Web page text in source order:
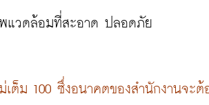
แวดล้อมที่สะอาด ปลอดภัย
ต็ม 100 ซึ่งอนาคตของสำนักงานจะต้